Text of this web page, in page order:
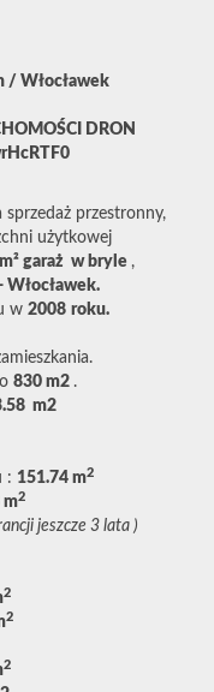
/ Włocławek
DRON
przestronny,
użytkowej
² garaż w bryle ,
Włocławek.
w 2008 roku.
830 m2 .
m2
: 151.74 m2
m2
jeszcze 3 lata )
2
2
2